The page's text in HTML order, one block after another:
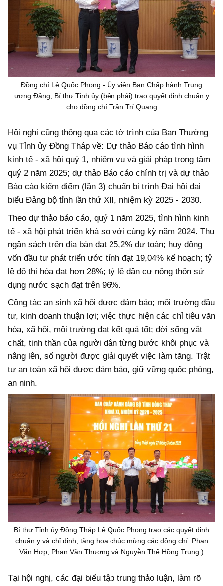
Đồng chí Lê Quốc Phong - Ủy viên Ban Chấp hành Trung
ương Đảng, Bí thư Tỉnh ủy (bên phải) trao quyết định chuẩn y
cho đồng chí Trần Trí Quang
Hội nghị cũng thông qua các tờ trình của Ban Thường
vụ Tỉnh ủy Đồng Tháp về: Dự thảo Báo cáo tình hình
kinh tế - xã hội quý 1, nhiệm vụ và giải pháp trọng tâm
quý 2 năm 2025; dự thảo Báo cáo chính trị và dự thảo
Báo cáo kiểm điểm (lần 3) chuẩn bị trình Đại hội đại
biểu Đảng bộ tỉnh lần thứ XII, nhiệm kỳ 2025 - 2030.
Theo dự thảo báo cáo, quý 1 năm 2025, tình hình kinh
tế - xã hội phát triển khá so với cùng kỳ năm 2024. Thu
ngân sách trên địa bàn đạt 25,2% dự toán; huy động
vốn đầu tư phát triển ước tính đạt 19,04% kế hoạch; tỷ
lệ đô thị hóa đạt hơn 28%; tỷ lệ dân cư nông thôn sử
dụng nước sạch đạt trên 96%.
Công tác an sinh xã hội được đảm bảo; môi trường đầu
tư, kinh doanh thuận lợi; việc thực hiện các chỉ tiêu văn
hóa, xã hội, môi trường đạt kết quả tốt; đời sống vật
chất, tinh thần của người dân từng bước khôi phục và
nâng lên, số người được giải quyết việc làm tăng. Trật
tự an toàn xã hội được đảm bảo, giữ vững quốc phòng,
an ninh.
Bí thư Tỉnh ủy Đồng Tháp Lê Quốc Phong trao các quyết định
chuẩn y và chỉ định, tặng hoa chúc mừng các đồng chí: Phan
Văn Hợp, Phan Văn Thương và Nguyễn Thế Hồng Trung.)
Tại hội nghị, các đại biểu tập trung thảo luận, làm rõ